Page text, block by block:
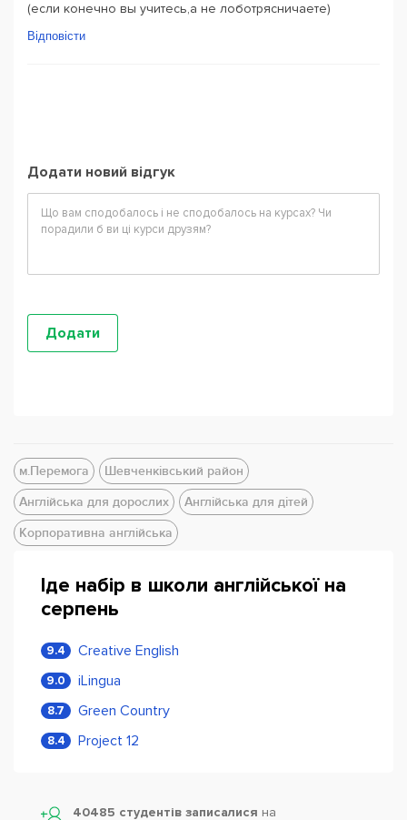
(если конечно вы учитесь,а не лоботрясничаете)
Відповісти
Додати новий відгук
м.Перемога
Шевченківський район
Англійська для дорослих
Англійська для дітей
Корпоративна англійська
Іде набір в школи англійської на
серпень
9.4 Creative English
9.0 iLingua
8.7 Green Country
8.4 Project 12
40485 студентів записалися на